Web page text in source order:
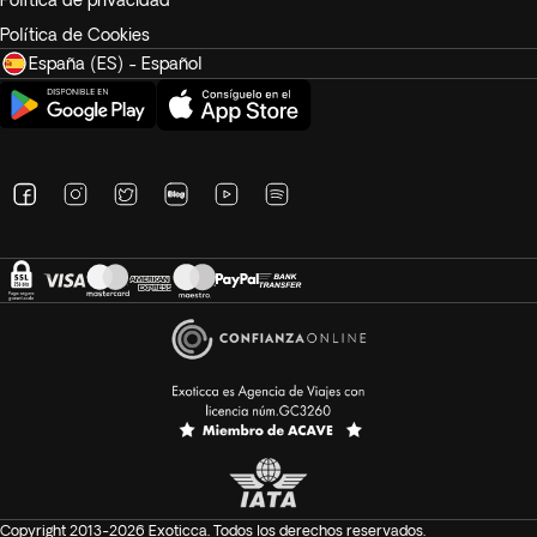
Política de Cookies
España (ES) - Español
Copyright 2013-2026 Exoticca. Todos los derechos reservados.